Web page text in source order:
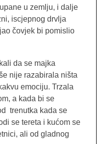
u zemlju, i dalje
iscjepnog drvlja
čovjek bi pomislio
da se majka
nije razabirala ništa
emociju. Trzala
a kada bi se
trenutka kada se
se tereta i kućom se
ali od gladnog